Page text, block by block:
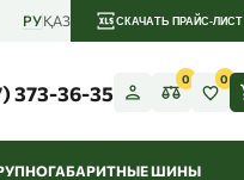
РУҚАЗ СКАЧАТЬ ПРАЙС-ЛИСТ
373-36-35
0 0
ШИНЫ